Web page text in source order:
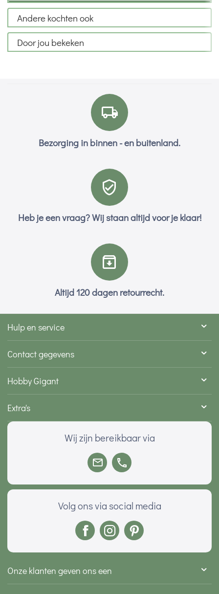
Andere kochten ook
Door jou bekeken
Bezorging in binnen - en buitenland.
Heb je een vraag? Wij staan altijd voor je klaar!
Altijd 120 dagen retourrecht.
Hulp en service
Contact gegevens
Hobby Gigant
Extra's
Wij zijn bereikbaar via
Volg ons via social media
Onze klanten geven ons een